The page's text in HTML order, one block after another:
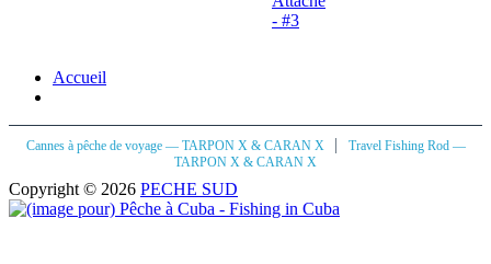
- #3
Accueil
Cannes à pêche de voyage — TARPON X & CARAN X |
Travel Fishing Rod —
TARPON X & CARAN X
Copyright © 2026 PECHE SUD